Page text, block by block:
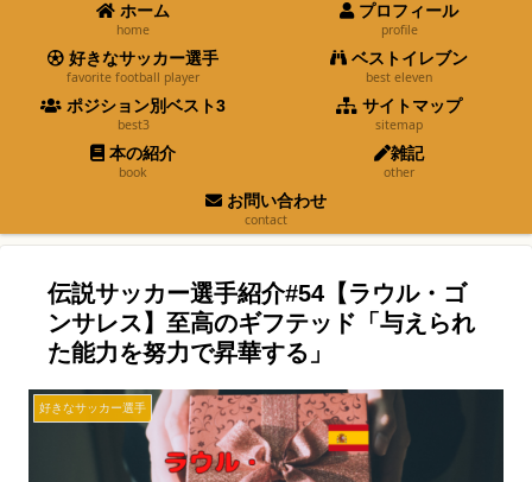
ホーム
home
プロフィール
profile
好きなサッカー選手
favorite football player
ベストイレブン
best eleven
ポジション別ベスト3
best3
サイトマップ
sitemap
本の紹介
book
雑記
other
お問い合わせ
contact
伝説サッカー選手紹介#54【ラウル・ゴ
ンサレス】至高のギフテッド「与えられ
た能力を努力で昇華する」
好きなサッカー選手